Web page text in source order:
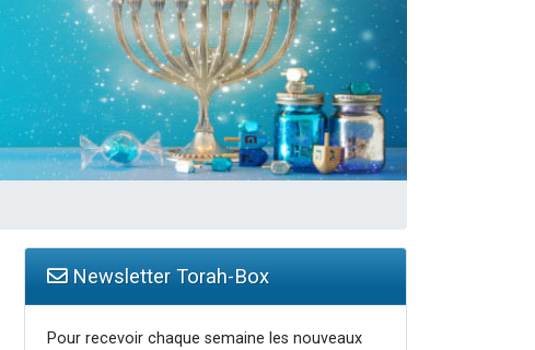
Newsletter Torah-Box
Pour recevoir chaque semaine les nouveaux